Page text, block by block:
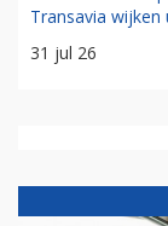
Transavia wijken
31 jul 26